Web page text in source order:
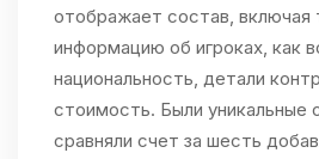
отображает состав, включая
информацию об игроках, как
национальность, детали
стоимость. Были
сравняли счет за шесть